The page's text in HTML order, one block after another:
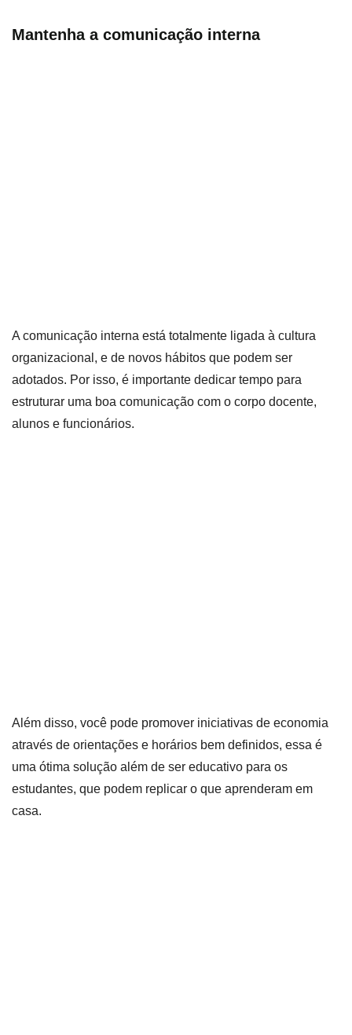
Mantenha a comunicação interna
A comunicação interna está totalmente ligada à cultura
organizacional, e de novos hábitos que podem ser
adotados. Por isso, é importante dedicar tempo para
estruturar uma boa comunicação com o corpo docente,
alunos e funcionários.
Além disso, você pode promover iniciativas de economia
através de orientações e horários bem definidos, essa é
uma ótima solução além de ser educativo para os
estudantes, que podem replicar o que aprenderam em
casa.